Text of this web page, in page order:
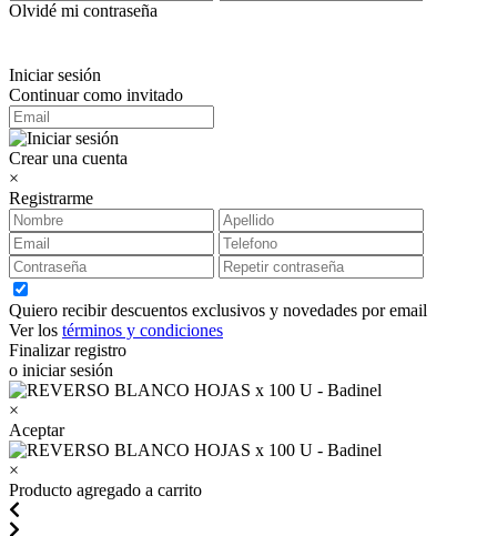
Olvidé mi contraseña
Iniciar sesión
Continuar como invitado
Crear una cuenta
×
Registrarme
Quiero recibir descuentos exclusivos y novedades por email
Ver los términos y condiciones
Finalizar registro
o iniciar sesión
×
Aceptar
×
Producto agregado a carrito